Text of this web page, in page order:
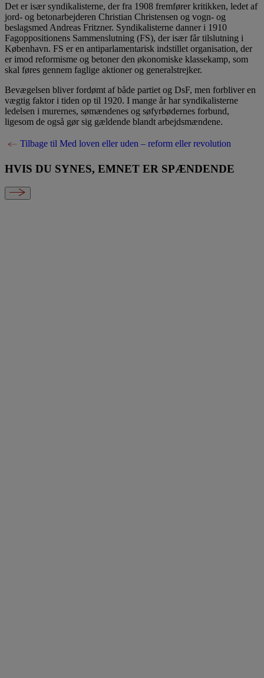
Det er især syndikalisterne, der fra 1908 fremfører kritikken, ledet af
jord- og betonarbejderen Christian Christensen og vogn- og
beslagsmed Andreas Fritzner. Syndikalisterne danner i 1910
Fagoppositionens Sammenslutning (FS), der især får tilslutning i
København. FS er en antiparlamentarisk indstillet organisation, der
er imod reformisme og betoner den økonomiske klassekamp, som
skal føres gennem faglige aktioner og generalstrejker.
Bevægelsen bliver fordømt af både partiet og DsF, men forbliver en
vægtig faktor i tiden op til 1920. I mange år har syndikalisterne
ledelsen i murernes, sømændenes og søfyrbødernes forbund,
ligesom de også gør sig gældende blandt arbejdsmændene.
Tilbage til Med loven eller uden – reform eller revolution
HVIS DU SYNES, EMNET ER SPÆNDENDE